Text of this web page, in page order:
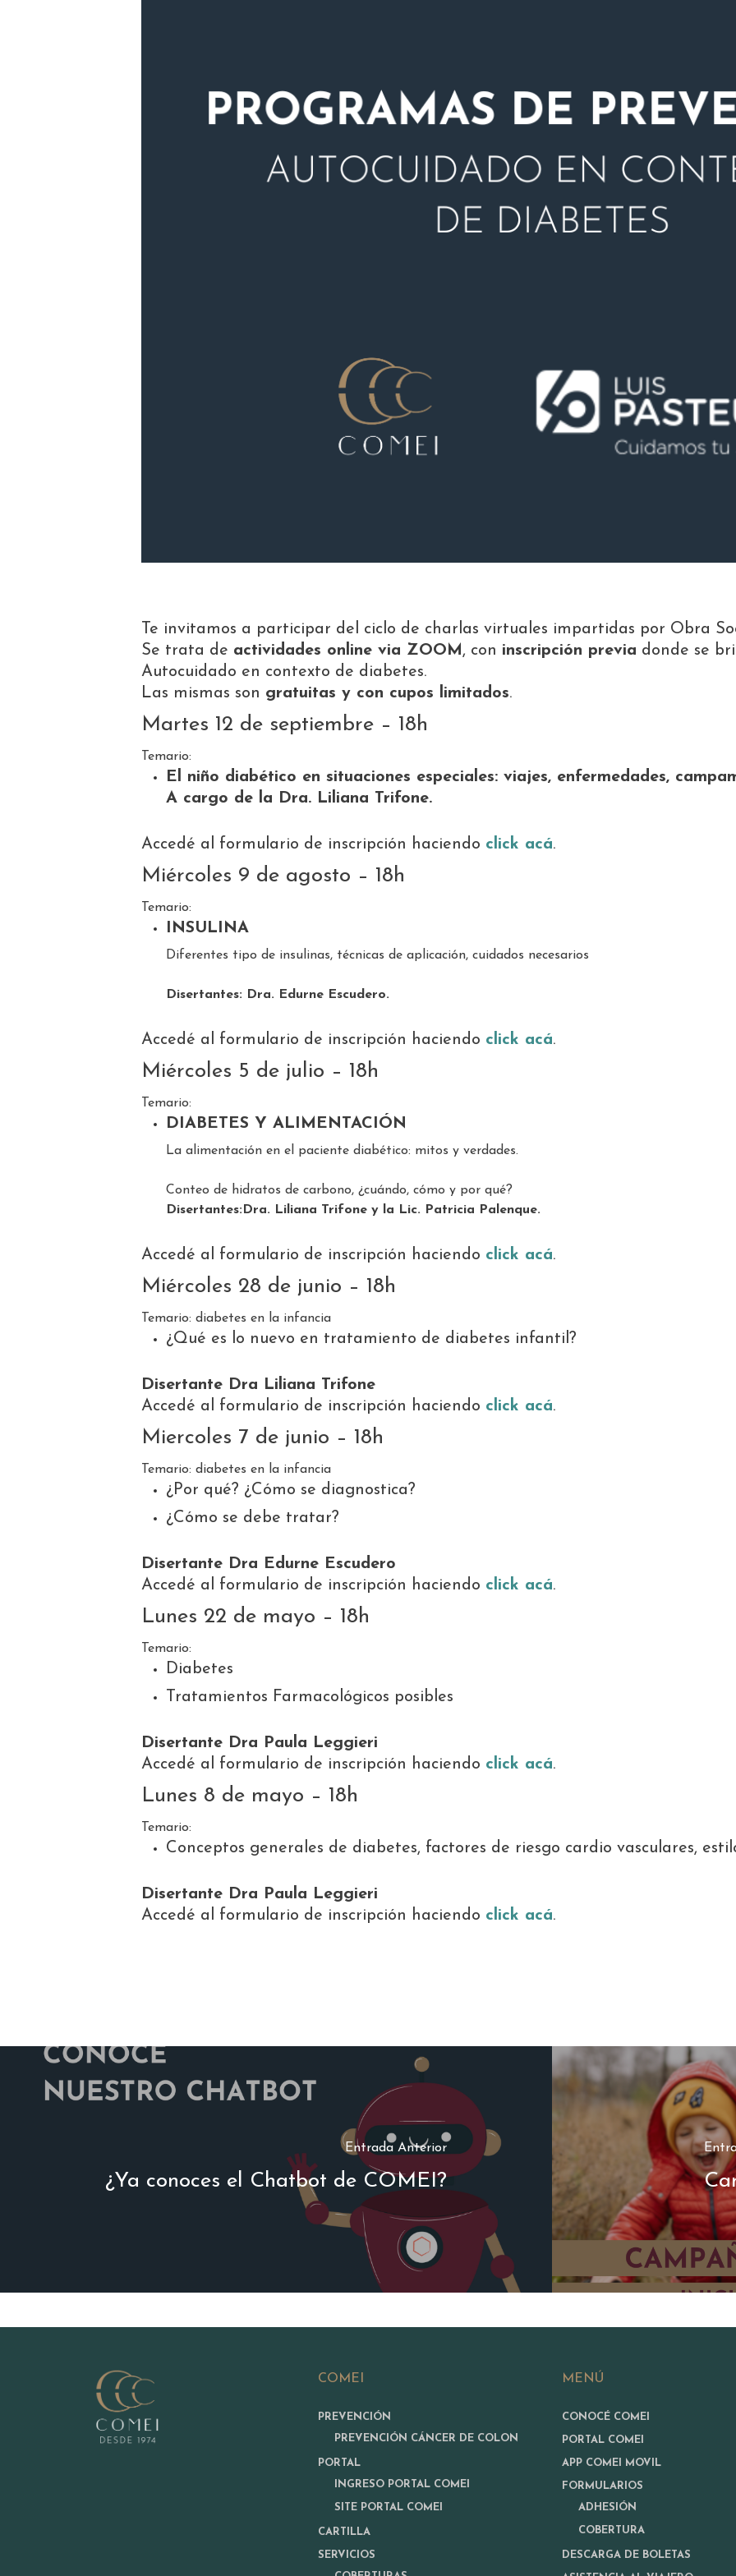
Te invitamos a participar del ciclo de charlas virtuales impartidas por Obra
Se trata de actividades online via ZOOM, con inscripción previa donde se
Autocuidado en contexto de diabetes.
Las mismas son gratuitas y con cupos limitados.
Martes 12 de septiembre – 18h
Temario:
El niño diabético en situaciones especiales: viajes, enfermedades,
A cargo de la Dra. Liliana Trifone.
Accedé al formulario de inscripción haciendo click acá.
Miércoles 9 de agosto – 18h
Temario:
INSULINA
Diferentes tipo de insulinas, técnicas de aplicación, cuidados necesarios
Disertantes: Dra. Edurne Escudero.
Accedé al formulario de inscripción haciendo click acá.
Miércoles 5 de julio – 18h
Temario:
DIABETES Y ALIMENTACIÓN
La alimentación en el paciente diabético: mitos y verdades.
Conteo de hidratos de carbono, ¿cuándo, cómo y por qué?
Disertantes:Dra. Liliana Trifone y la Lic. Patricia Palenque.
Accedé al formulario de inscripción haciendo click acá.
Miércoles 28 de junio – 18h
Temario: diabetes en la infancia
¿Qué es lo nuevo en tratamiento de diabetes infantil?
Disertante Dra Liliana Trifone
Accedé al formulario de inscripción haciendo click acá.
Miercoles 7 de junio – 18h
Temario: diabetes en la infancia
¿Por qué? ¿Cómo se diagnostica?
¿Cómo se debe tratar?
Disertante Dra Edurne Escudero
Accedé al formulario de inscripción haciendo click acá.
Lunes 22 de mayo – 18h
Temario:
Diabetes
Tratamientos Farmacológicos posibles
Disertante Dra Paula Leggieri
Accedé al formulario de inscripción haciendo click acá.
Lunes 8 de mayo – 18h
Temario:
Conceptos generales de diabetes, factores de riesgo cardio vasculares,
Disertante Dra Paula Leggieri
Accedé al formulario de inscripción haciendo click acá.
Entrada Anterior
¿Ya conoces el Chatbot de COMEI?
COMEI
PREVENCIÓN
PREVENCIÓN CÁNCER DE COLON
PORTAL
INGRESO PORTAL COMEI
SITE PORTAL COMEI
CARTILLA
SERVICIOS
MENÚ
CONOCÉ COMEI
PORTAL COMEI
APP COMEI MOVIL
FORMULARIOS
ADHESIÓN
COBERTURA
DESCARGA DE BOLETAS